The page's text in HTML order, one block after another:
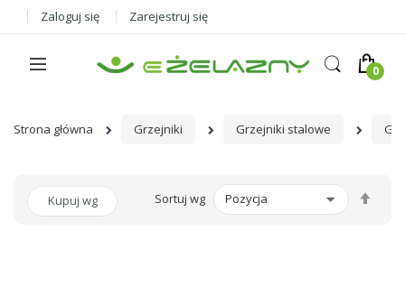
Zaloguj się Zarejestruj się
Strona główna Grzejniki Grzejniki stalowe
Sortuj wg
Kupuj wg